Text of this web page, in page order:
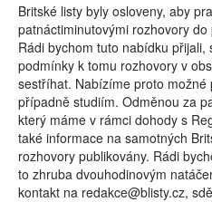
Britské listy byly osloveny, aby
patnáctiminutovými rozhovory do
Rádi bychom tuto nabídku
podmínky k tomu rozhovory v
sestříhat. Nabízíme proto
případně studiím. Odměnou za
který máme v rámci dohody s
také informace na samotných
rozhovory publikovány. Rádi
to zhruba dvouhodinovým
kontakt na redakce@blisty.cz,